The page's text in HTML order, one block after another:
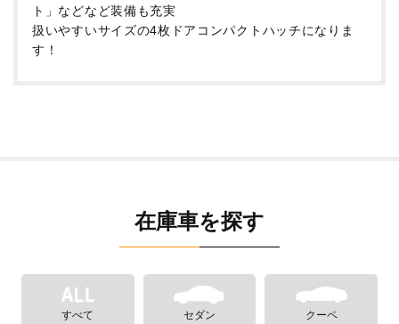
ト」などなど装備も充実
扱いやすいサイズの4枚ドアコンパクトハッチになりま
す！
在庫車を探す
すべて セダン クーペ